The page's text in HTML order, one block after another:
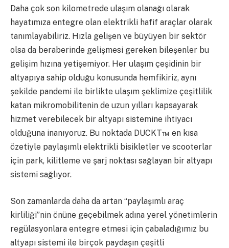
Daha çok son kilometrede ulaşım olanağı olarak
hayatımıza entegre olan elektrikli hafif araçlar olarak
tanımlayabiliriz. Hızla gelişen ve büyüyen bir sektör
olsa da beraberinde gelişmesi gereken bileşenler bu
gelişim hızına yetişemiyor. Her ulaşım çeşidinin bir
altyapıya sahip olduğu konusunda hemfikiriz, aynı
şekilde pandemi ile birlikte ulaşım şeklimize çeşitlilik
katan mikromobilitenin de uzun yılları kapsayarak
hizmet verebilecek bir altyapı sistemine ihtiyacı
olduğuna inanıyoruz. Bu noktada DUCKT™ en kısa
özetiyle paylaşımlı elektrikli bisikletler ve scooterlar
için park, kilitleme ve şarj noktası sağlayan bir altyapı
sistemi sağlıyor.
Son zamanlarda daha da artan “paylaşımlı araç
kirliliği”nin önüne geçebilmek adına yerel yönetimlerin
regülasyonlara entegre etmesi için çabaladığımız bu
altyapı sistemi ile birçok paydaşın çeşitli